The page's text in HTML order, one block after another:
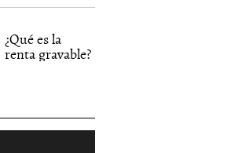
¿Qué es la
renta gravable?